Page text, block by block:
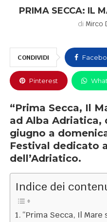
PRIMA SECCA: IL
di Mirco
CONDIVIDI
Pinterest
“Prima Secca, Il
ad Alba Adriatica,
giugno a
Festival dedicato
dell’Adriatico.
Indice dei
“Prima Secca, Il Mare